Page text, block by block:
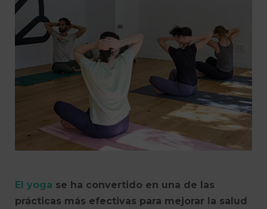
El yoga se ha convertido en una de las
prácticas más efectivas para mejorar la salud